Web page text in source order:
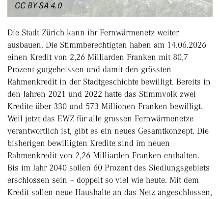
CC BY-SA 4.0
Die Stadt Zürich kann ihr Fernwärmenetz weiter
ausbauen. Die Stimmberechtigten haben am 14.06.2026
einen Kredit von 2,26 Milliarden Franken mit 80,7
Prozent gutgeheissen und damit den grössten
Rahmenkredit in der Stadtgeschichte bewilligt. Bereits in
den Jahren 2021 und 2022 hatte das Stimmvolk zwei
Kredite über 330 und 573 Millionen Franken bewilligt.
Weil jetzt das EWZ für alle grossen Fernwärmenetze
verantwortlich ist, gibt es ein neues Gesamtkonzept. Die
bisherigen bewilligten Kredite sind im neuen
Rahmenkredit von 2,26 Milliarden Franken enthalten.
Bis im Jahr 2040 sollen 60 Prozent des Siedlungsgebiets
erschlossen sein – doppelt so viel wie heute. Mit dem
Kredit sollen neue Haushalte an das Netz angeschlossen,